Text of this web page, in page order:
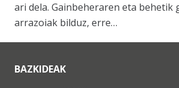
ari dela. Gainbeheraren eta behetik
arrazoiak bilduz, erre…
BAZKIDEAK